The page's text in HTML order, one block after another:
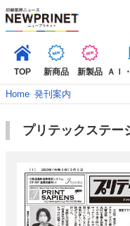
TOP 新商品 新製品 ＡＩ
インデックス
インタビュー
コレ
カテゴリー一覧
新商品 新製品 ＡＩ・デ
Home–発刊案内
プリテックステー